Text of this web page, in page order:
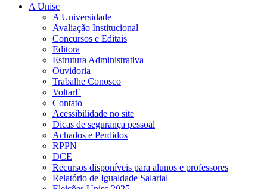
A Unisc
A Universidade
Avaliação Institucional
Concursos e Editais
Editora
Estrutura Administrativa
Ouvidoria
Trabalhe Conosco
VoltarE
Contato
Acessibilidade no site
Dicas de segurança pessoal
Achados e Perdidos
RPPN
DCE
Recursos disponíveis para alunos e professores
Relatório de Igualdade Salarial